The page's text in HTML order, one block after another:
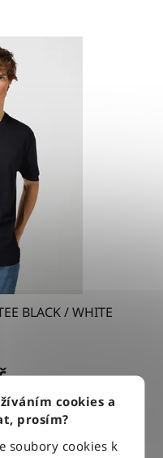
cookies a
prosím?
soubory cookies k
BLACK / WHITE